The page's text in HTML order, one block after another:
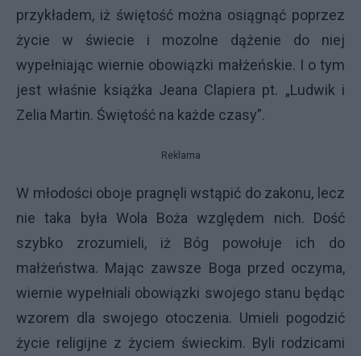
przykładem, iż świętość można osiągnąć poprzez
życie w świecie i mozolne dążenie do niej
wypełniając wiernie obowiązki małżeńskie. I o tym
jest właśnie książka Jeana Clapiera pt. „Ludwik i
Zelia Martin. Świętość na każde czasy”.
Reklama
W młodości oboje pragnęli wstąpić do zakonu, lecz
nie taka była Wola Boża względem nich. Dość
szybko zrozumieli, iż Bóg powołuje ich do
małżeństwa. Mając zawsze Boga przed oczyma,
wiernie wypełniali obowiązki swojego stanu będąc
wzorem dla swojego otoczenia. Umieli pogodzić
życie religijne z życiem świeckim. Byli rodzicami